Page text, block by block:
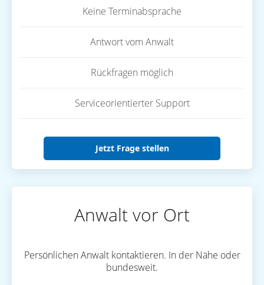
Keine Terminabsprache
Antwort vom Anwalt
Rückfragen möglich
Serviceorientierter Support
Jetzt Frage stellen
Anwalt vor Ort
Persönlichen Anwalt kontaktieren. In der Nähe oder
bundesweit.